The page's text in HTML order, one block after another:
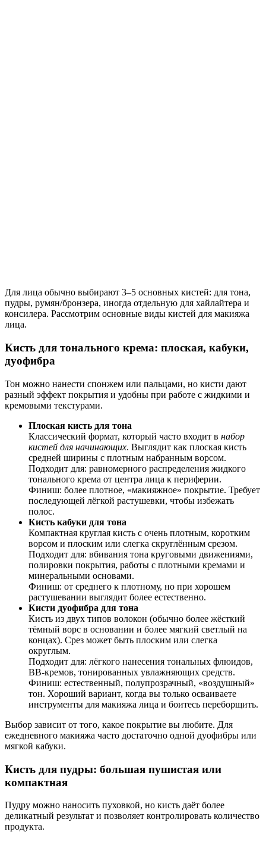
Для лица обычно выбирают 3–5 основных кистей: для тона,
пудры, румян/бронзера, иногда отдельную для хайлайтера и
консилера. Рассмотрим основные виды кистей для макияжа
лица.
Кисть для тонального крема: плоская, кабуки,
дуофибра
Тон можно нанести спонжем или пальцами, но кисти дают
разный эффект покрытия и удобны при работе с жидкими и
кремовыми текстурами.
Плоская кисть для тона
Классический формат, который часто входит в набор
кистей для начинающих. Выглядит как плоская кисть
средней ширины с плотным набранным ворсом.
Подходит для: равномерного распределения жидкого
тонального крема от центра лица к периферии.
Финиш: более плотное, «макияжное» покрытие. Требует
последующей лёгкой растушевки, чтобы избежать
полос.
Кисть кабуки для тона
Компактная круглая кисть с очень плотным, коротким
ворсом и плоским или слегка скруглённым срезом.
Подходит для: вбивания тона круговыми движениями,
полировки покрытия, работы с плотными кремами и
минеральными основами.
Финиш: от среднего к плотному, но при хорошем
растушевании выглядит более естественно.
Кисти дуофибра для тона
Кисть из двух типов волокон (обычно более жёсткий
тёмный ворс в основании и более мягкий светлый на
концах). Срез может быть плоским или слегка
округлым.
Подходит для: лёгкого нанесения тональных флюидов,
ВВ-кремов, тонированных увлажняющих средств.
Финиш: естественный, полупрозрачный, «воздушный»
тон. Хороший вариант, когда вы только осваиваете
инструменты для макияжа лица и боитесь переборщить.
Выбор зависит от того, какое покрытие вы любите. Для
ежедневного макияжа часто достаточно одной дуофибры или
мягкой кабуки.
Кисть для пудры: большая пушистая или
компактная
Пудру можно наносить пуховкой, но кисть даёт более
деликатный результат и позволяет контролировать количество
продукта.